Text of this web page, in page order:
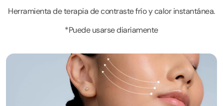
Herramienta de terapia de contraste frío y calor instantánea.
*Puede usarse diariamente